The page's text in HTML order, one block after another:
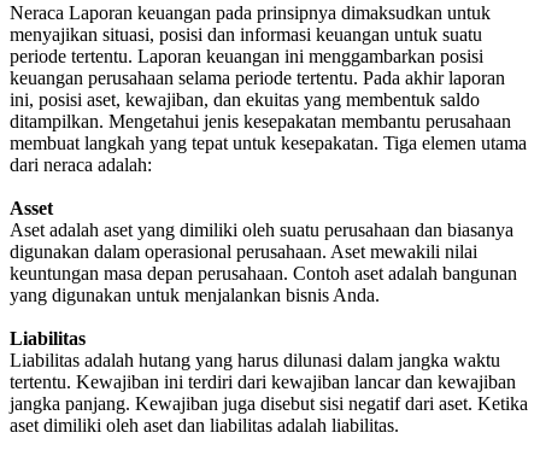
Neraca Laporan keuangan pada prinsipnya dimaksudkan untuk
menyajikan situasi, posisi dan informasi keuangan untuk suatu
periode tertentu. Laporan keuangan ini menggambarkan posisi
keuangan perusahaan selama periode tertentu. Pada akhir laporan
ini, posisi aset, kewajiban, dan ekuitas yang membentuk saldo
ditampilkan. Mengetahui jenis kesepakatan membantu perusahaan
membuat langkah yang tepat untuk kesepakatan. Tiga elemen utama
dari neraca adalah:
Asset
Aset adalah aset yang dimiliki oleh suatu perusahaan dan biasanya
digunakan dalam operasional perusahaan. Aset mewakili nilai
keuntungan masa depan perusahaan. Contoh aset adalah bangunan
yang digunakan untuk menjalankan bisnis Anda.
Liabilitas
Liabilitas adalah hutang yang harus dilunasi dalam jangka waktu
tertentu. Kewajiban ini terdiri dari kewajiban lancar dan kewajiban
jangka panjang. Kewajiban juga disebut sisi negatif dari aset. Ketika
aset dimiliki oleh aset dan liabilitas adalah liabilitas.